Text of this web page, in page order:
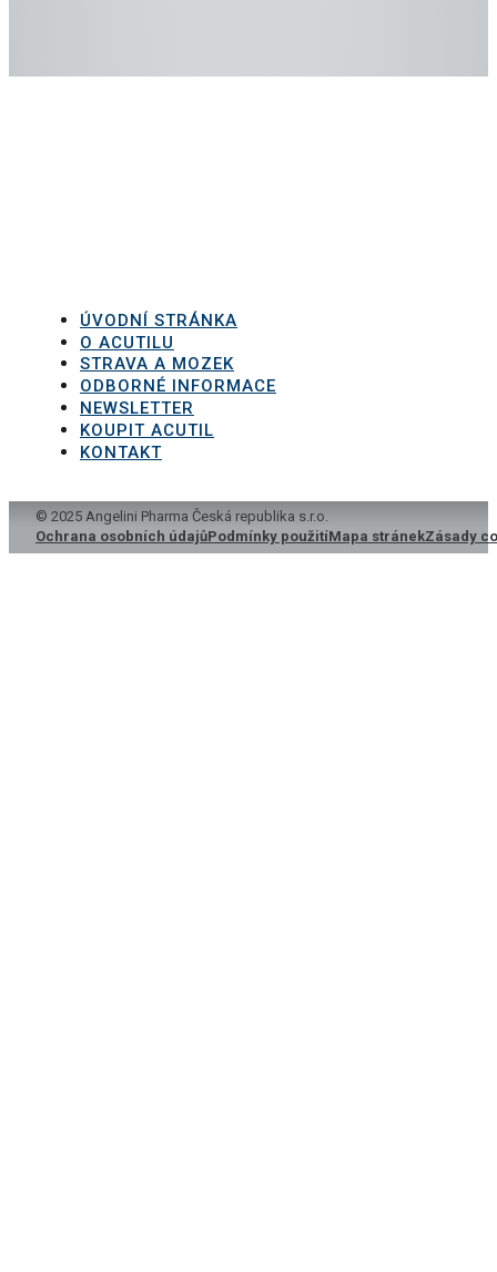
ÚVODNÍ STRÁNKA
O ACUTILU
STRAVA A MOZEK
ODBORNÉ INFORMACE
NEWSLETTER
KOUPIT ACUTIL
KONTAKT
© 2025 Angelini Pharma Česká republika s.r.o.
Ochrana osobních údajůPodmínky použitíMapa stránekZásady